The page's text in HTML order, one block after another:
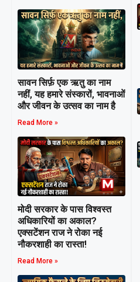
सावन सिर्फ़ एक ऋतु का नाम
नहीं, यह हमारे संस्कारों, भावनाओं
और जीवन के उत्सव का नाम है
Read More »
मोदी सरकार के पास विश्वस्त
अधिकारियों का अकाल?
एक्सटेंशन राज ने रोका नई
नौकरशाही का रास्ता!
Read More »